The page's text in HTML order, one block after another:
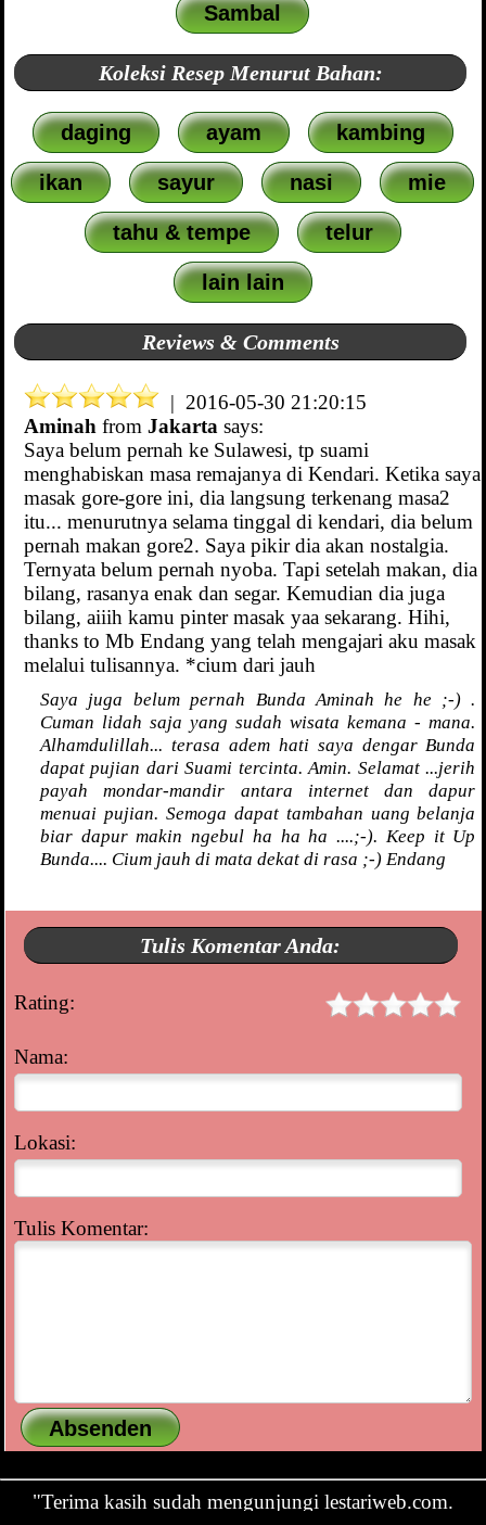
Sambal
Koleksi Resep Menurut Bahan:
daging ayam kambing
ikan sayur nasi mie
tahu & tempe telur
lain lain
Reviews & Comments
| 2016-05-30 21:20:15
Aminah from Jakarta says:
Saya belum pernah ke Sulawesi, tp suami
menghabiskan masa remajanya di Kendari. Ketika saya
masak gore-gore ini, dia langsung terkenang masa2
itu... menurutnya selama tinggal di kendari, dia belum
pernah makan gore2. Saya pikir dia akan nostalgia.
Ternyata belum pernah nyoba. Tapi setelah makan, dia
bilang, rasanya enak dan segar. Kemudian dia juga
bilang, aiiih kamu pinter masak yaa sekarang. Hihi,
thanks to Mb Endang yang telah mengajari aku masak
melalui tulisannya. *cium dari jauh
Saya juga belum pernah Bunda Aminah he he ;-) .
Cuman lidah saja yang sudah wisata kemana - mana.
Alhamdulillah... terasa adem hati saya dengar Bunda
dapat pujian dari Suami tercinta. Amin. Selamat ...jerih
payah mondar-mandir antara internet dan dapur
menuai pujian. Semoga dapat tambahan uang belanja
biar dapur makin ngebul ha ha ha ....;-). Keep it Up
Bunda.... Cium jauh di mata dekat di rasa ;-) Endang
Tulis Komentar Anda:
Rating:
Nama:
Lokasi:
Tulis Komentar:
"Terima kasih sudah mengunjungi lestariweb.com.